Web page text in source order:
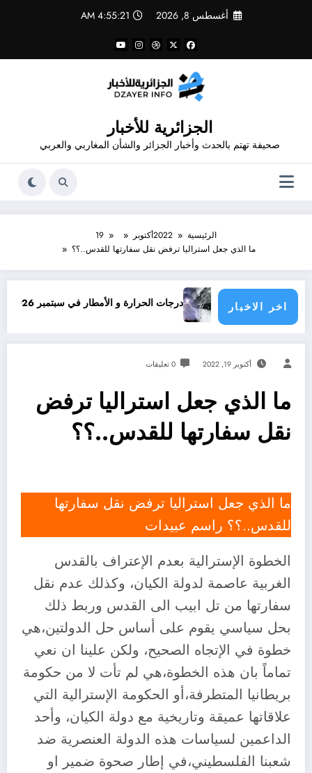
أغسطس 8, 2026 4:55:22 AM
الجزائرية للأخبار
صحيفة تهتم بالحدث وأخبار الجزائر والشأن المغاربي والعربي
الرئيسية 2022أكتوبر
19
ما الذي جعل استراليا ترفض نقل سفارتها للقدس..؟؟
اخر الاخباردرجات الحرارة و الأمطار في سبتمبر 2026 في الجزائر
أكتوبر 19, 2022 0 تعليقات
ما الذي جعل استراليا ترفض
نقل سفارتها للقدس..؟؟
ما الذي جعل استراليا ترفض نقل سفارتها
للقدس..؟؟ راسم عبيدات
الخطوة الإسترالية بعدم الإعتراف بالقدس
الغربية عاصمة لدولة الكيان، وكذلك عدم نقل
سفارتها من تل ابيب الى القدس وربط ذلك
بحل سياسي يقوم على أساس حل الدولتين،هي
خطوة في الإتجاه الصحيح، ولكن علينا ان نعي
تماماً بان هذه الخطوة،هي لم تأت لا من حكومة
بريطانيا المتطرفة،أو الحكومة الإسترالية التي
علاقاتها عميقة وتاريخية مع دولة الكيان، وأحد
الداعمين لسياسات هذه الدولة العنصرية ضد
شعبنا الفلسطيني،في إطار صحوة ضمير او